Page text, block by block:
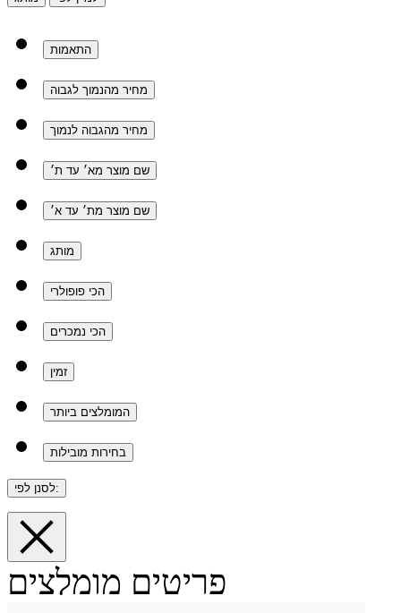
התאמות
מחיר מהנמוך לגבוה
מחיר מהגבוה לנמוך
שם מוצר מא׳ עד ת׳
שם מוצר מת׳ עד א׳
מותג
הכי פופולרי
הכי נמכרים
זמין
המומלצים ביותר
בחירות מובילות
לסנן לפי:
פריטים מומלצים